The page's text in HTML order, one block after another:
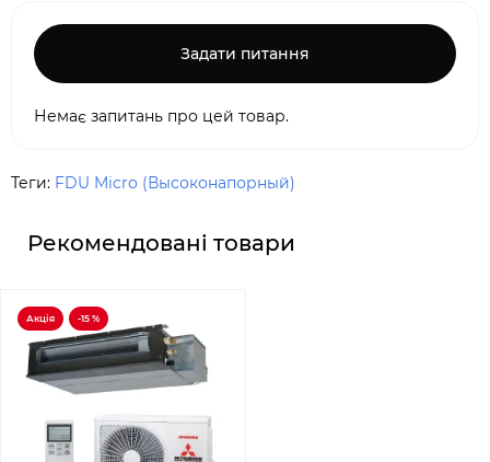
Задати питання
Немає запитань про цей товар.
Теги: FDU Micro (Высоконапорный)
Рекомендовані товари
Акція -15 %